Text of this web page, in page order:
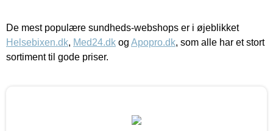
De mest populære sundheds-webshops er i øjeblikket
Helsebixen.dk, Med24.dk og Apopro.dk, som alle har et stort
sortiment til gode priser.